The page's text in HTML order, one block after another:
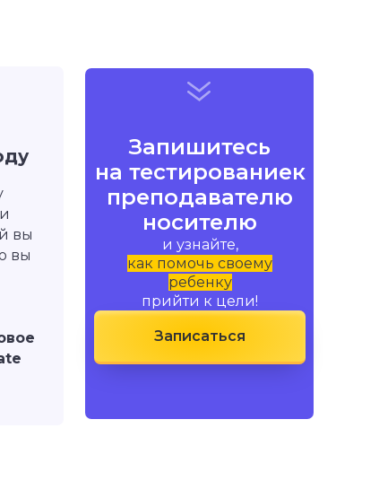
Запишитесь
на тестированиек
преподавателю
носителю
и узнайте,
как помочь своему
ребенку
прийти к цели!
Записаться
вы
вы